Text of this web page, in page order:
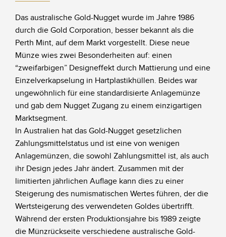
Das australische Gold-Nugget wurde im Jahre 1986
durch die Gold Corporation, besser bekannt als die
Perth Mint, auf dem Markt vorgestellt. Diese neue
Münze wies zwei Besonderheiten auf: einen
“zweifarbigen” Designeffekt durch Mattierung und eine
Einzelverkapselung in Hartplastikhüllen. Beides war
ungewöhnlich für eine standardisierte Anlagemünze
und gab dem Nugget Zugang zu einem einzigartigen
Marktsegment.
In Australien hat das Gold-Nugget gesetzlichen
Zahlungsmittelstatus und ist eine von wenigen
Anlagemünzen, die sowohl Zahlungsmittel ist, als auch
ihr Design jedes Jahr ändert. Zusammen mit der
limitierten jährlichen Auflage kann dies zu einer
Steigerung des numismatischen Wertes führen, der die
Wertsteigerung des verwendeten Goldes übertrifft.
Während der ersten Produktionsjahre bis 1989 zeigte
die Münzrückseite verschiedene australische Gold-